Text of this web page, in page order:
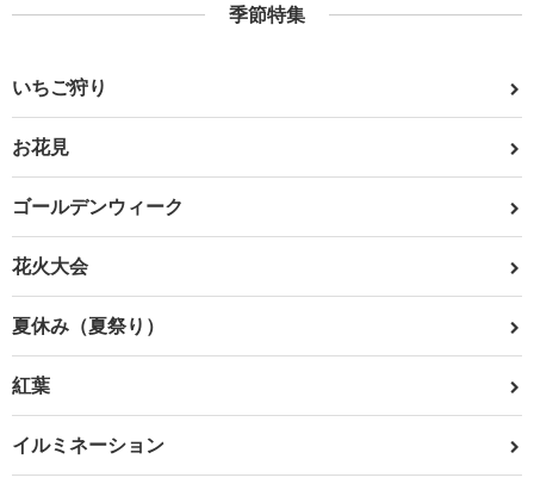
季節特集
いちご狩り
お花見
ゴールデンウィーク
花火大会
夏休み（夏祭り）
紅葉
イルミネーション